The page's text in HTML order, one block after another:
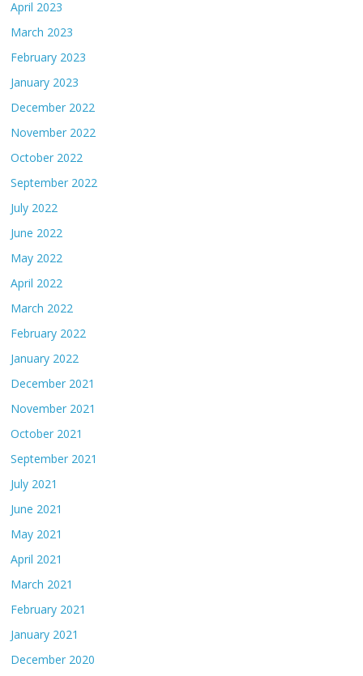
April 2023
March 2023
February 2023
January 2023
December 2022
November 2022
October 2022
September 2022
July 2022
June 2022
May 2022
April 2022
March 2022
February 2022
January 2022
December 2021
November 2021
October 2021
September 2021
July 2021
June 2021
May 2021
April 2021
March 2021
February 2021
January 2021
December 2020